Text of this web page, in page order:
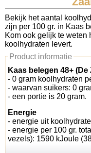
Koolhydraten
Links
Bekijk het aantal
zijn per 100 gr. in Kaas
Kom ook gelijk te weten
koolhydraten levert.
Product informatie
Kaas belegen 48+
- 0 gram koolhydraten
- waarvan suikers: 0
- een portie is 20 gram.
Energie
- energie uit
- energie per 100 gr.
vezels): 1590 kJoule